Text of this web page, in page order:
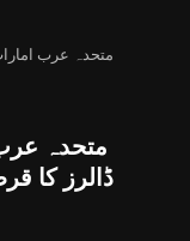
متحدہ عرب
متحدہ
ڈالرز کا